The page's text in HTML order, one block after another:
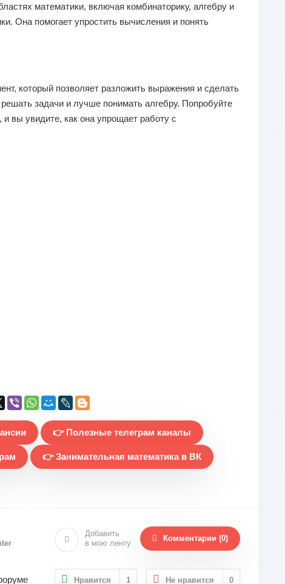
математики, включая комбинаторику, алгебру и
Она помогает упростить вычисления и понять
который позволяет разложить выражения и сделать
задачи и лучше понимать алгебру. Попробуйте
вы увидите, как она упрощает работу с
👉 Полезные телеграм каналы
👉 Занимательная математика в ВК
Добавить
в мою ленту
Комментарии (0)
Нравится 1 Не нравится 0